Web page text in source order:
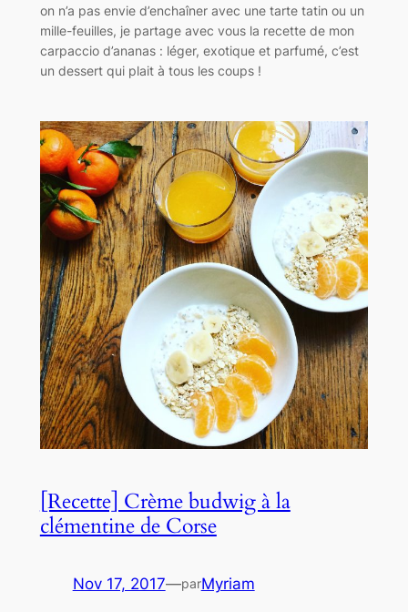
on n’a pas envie d’enchaîner avec une tarte tatin ou un
mille-feuilles, je partage avec vous la recette de mon
carpaccio d’ananas : léger, exotique et parfumé, c’est
un dessert qui plait à tous les coups !
[Recette] Crème budwig à la
clémentine de Corse
Nov 17, 2017—parMyriam